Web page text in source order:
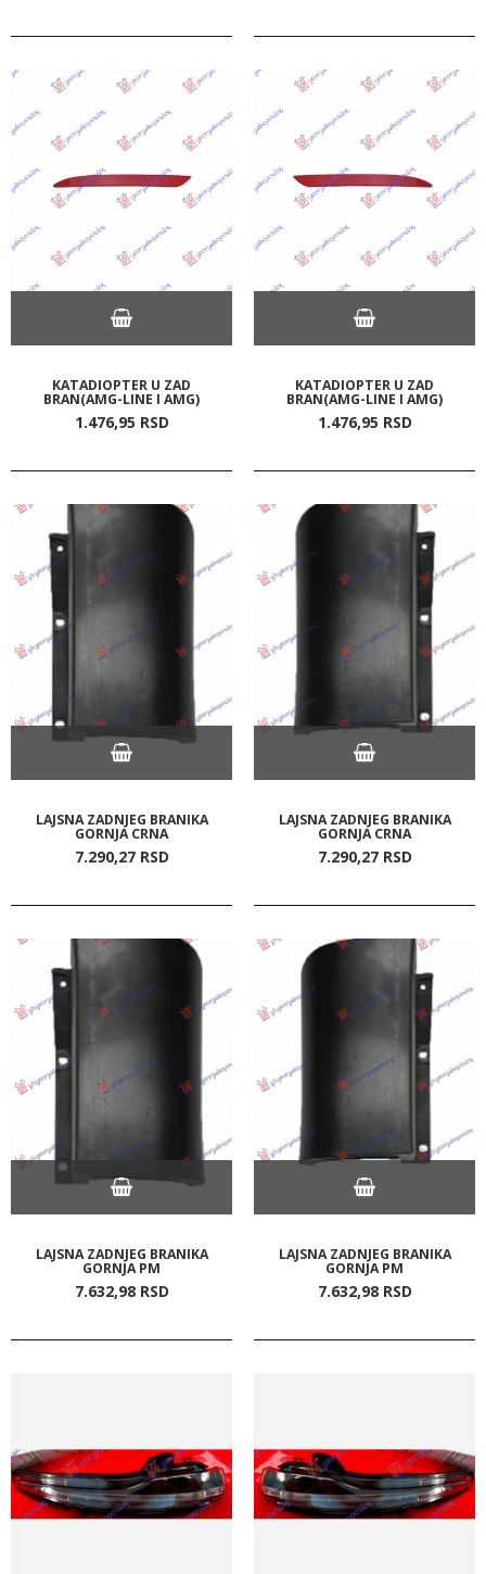
KATADIOPTER U ZAD
BRAN(AMG-LINE I AMG)
1.476,95 RSD
KATADIOPTER U ZAD
BRAN(AMG-LINE I AMG)
1.476,95 RSD
LAJSNA ZADNJEG BRANIKA
GORNJA CRNA
7.290,27 RSD
LAJSNA ZADNJEG BRANIKA
GORNJA CRNA
7.290,27 RSD
LAJSNA ZADNJEG BRANIKA
GORNJA PM
7.632,98 RSD
LAJSNA ZADNJEG BRANIKA
GORNJA PM
7.632,98 RSD